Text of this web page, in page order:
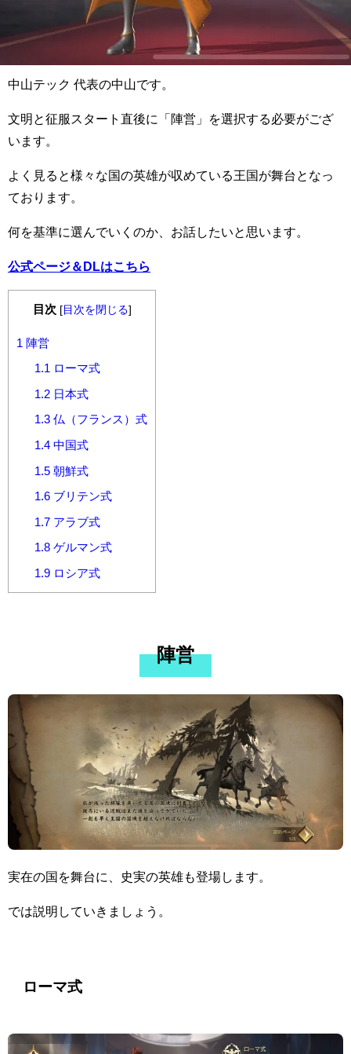
中山テック 代表の中山です。
文明と征服スタート直後に「陣営」を選択する必要がござ
います。
よく見ると様々な国の英雄が収めている王国が舞台となっ
ております。
何を基準に選んでいくのか、お話したいと思います。
公式ページ＆DLはこちら
目次 [目次を閉じる]
1 陣営
1.1 ローマ式
1.2日本式
1.3仏（フランス）式
1.4中国式
1.5朝鮮式
1.6ブリテン式
1.7アラブ式
1.8ゲルマン式
1.9ロシア式
陣営
実在の国を舞台に、史実の英雄も登場します。
では説明していきましょう。
ローマ式